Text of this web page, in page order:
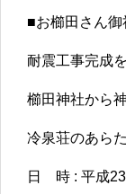
■お櫛田さん御
耐震工事完成
櫛田神社から
冷泉荘のあら
日 時 : 平成